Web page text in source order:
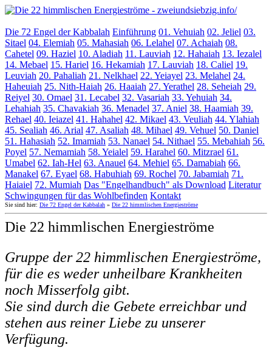
Die 72 Engel der Kabbalah Einführung 01. Vehuiah 02. Jeliel 03.
Sitael 04. Elemiah 05. Mahasiah 06. Lelahel 07. Achaiah 08.
Cahetel 09. Haziel 10. Aladiah 11. Lauviah 12. Hahaiah 13. Iezalel
14. Mebael 15. Hariel 16. Hekamiah 17. Lauviah 18. Caliel 19.
Leuviah 20. Pahaliah 21. Nelkhael 22. Yeiayel 23. Melahel 24.
Haheuiah 25. Nith-Haiah 26. Haaiah 27. Yerathel 28. Seheiah 29.
Reiyel 30. Omael 31. Lecabel 32. Vasariah 33. Yehuiah 34.
Lehahiah 35. Chavakiah 36. Menadel 37. Aniel 38. Haamiah 39.
Rehael 40. Ieiazel 41. Hahahel 42. Mikael 43. Veuliah 44. Ylahiah
45. Sealiah 46. Arial 47. Asaliah 48. Mihael 49. Vehuel 50. Daniel
51. Hahasiah 52. Imamiah 53. Nanael 54. Nithael 55. Mebahiah 56.
Poyel 57. Nemamiah 58. Yeialel 59. Harahel 60. Mitzrael 61.
Umabel 62. Iah-Hel 63. Anauel 64. Mehiel 65. Damabiah 66.
Manakel 67. Eyael 68. Habuhiah 69. Rochel 70. Jabamiah 71.
Haiaiel 72. Mumiah Das "Engelhandbuch" als Download Literatur
Schwingungen für das Wohlbefinden Kontakt
Sie sind hier: Die 72 Engel der Kabbalah » Die 22 himmlischen Energieströme
Die 22 himmlischen Energieströme
Gruppe der 22 himmlischen Energieströme,
für die es weder unheilbare Krankheiten
noch Misserfolg gibt.
Sie sind durch die Gebete erreichbar und
stehen aus reiner Liebe zu unserer
Verfügung.